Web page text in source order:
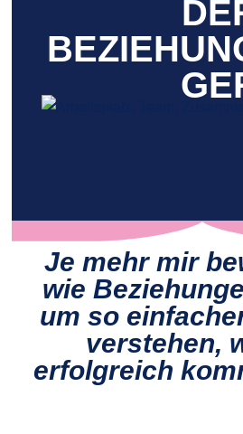
Je mehr mir
wie
um so
verstehen,
erfolgreich